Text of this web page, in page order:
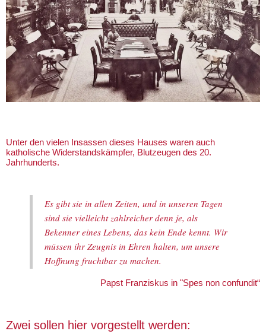
Unter den vielen Insassen dieses Hauses waren auch
katholische Widerstandskämpfer, Blutzeugen des 20.
Jahrhunderts.
Es gibt sie in allen Zeiten, und in unseren Tagen
sind sie vielleicht zahlreicher denn je, als
Bekenner eines Lebens, das kein Ende kennt. Wir
müssen ihr Zeugnis in Ehren halten, um unsere
Hoffnung fruchtbar zu machen.
Papst Franziskus in "Spes non confundit“
Zwei sollen hier vorgestellt werden: